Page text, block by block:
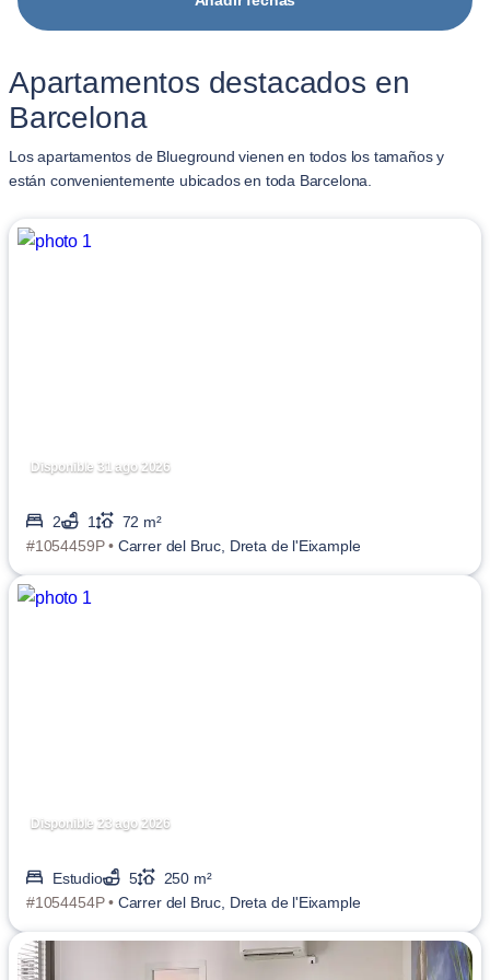
Apartamentos destacados en
Barcelona
Los apartamentos de Blueground vienen en todos los tamaños y
están convenientemente ubicados en toda Barcelona.
Disponible 31 ago 2026
2 1
72 m²
#1054459P • Carrer del Bruc, Dreta de l'Eixample
Disponible 23 ago 2026
Estudio 5
250 m²
#1054454P • Carrer del Bruc, Dreta de l'Eixample